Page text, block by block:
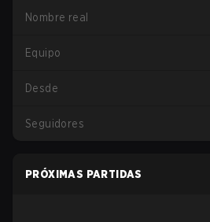
Nombre real
Equipo
Desde
Seguidores
PRÓXIMAS PARTIDAS